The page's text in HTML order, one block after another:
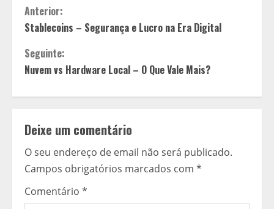
C
o
n
t
i
n
u
a
Anterior:
Stablecoins – Segurança e Lucro na Era Digital
Seguinte:
Nuvem vs Hardware Local – O Que Vale Mais?
Deixe um comentário
O seu endereço de email não será publicado.
Campos obrigatórios marcados com *
Comentário *